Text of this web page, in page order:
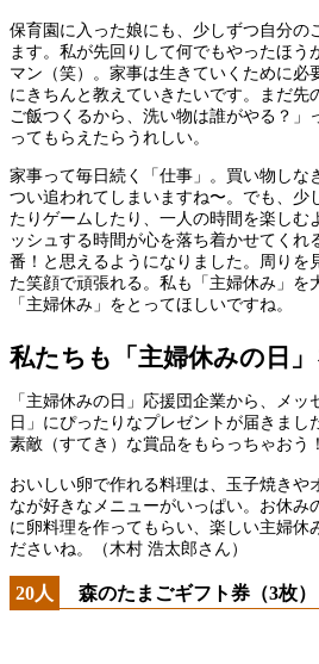
保育園に入った娘にも、少しずつ自分の
ます。私が先回りして何でもやったほう
マン（笑）。家事は生きていくために必
にきちんと教えていきたいです。まだ先
ご飯つくるから、洗い物は誰がやる？」
ってもらえたらうれしい。
家事って毎日続く「仕事」。買い物しな
つい追われてしまいますね〜。でも、少
たりゲームしたり、一人の時間を楽しむ
ッシュする時間が心を落ち着かせてくれ
番！と思えるようになりました。周りを
た笑顔で頑張れる。私も「主婦休み」を
「主婦休み」をとってほしいですね。
私たちも「主婦休みの日
「主婦休みの日」応援団企業から、メ
日」にぴったりなプレゼントが届きまし
素敵（すてき）な賞品をもらっちゃおう！
おいしい卵で作れる料理は、玉子焼きや
なが好きなメニューがいっぱい。お休み
に卵料理を作ってもらい、楽しい主婦休
ださいね。（木村 浩太郎さん）
20人 森のたまごギフト券（3枚）